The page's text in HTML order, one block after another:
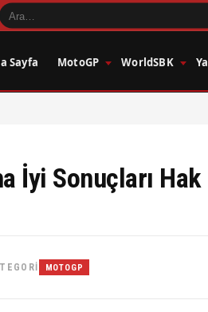
Sayfa MotoGP WorldSBK
İyi Sonuçları
MOTOGP